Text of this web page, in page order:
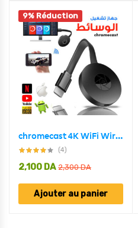
9% Réduction
chromecast 4K WiFi Wireless Display Dongle TV Stick TV Stick Media Video Streamer HD
(4)
2,300DA
2,100 DA
Ajouter au panier